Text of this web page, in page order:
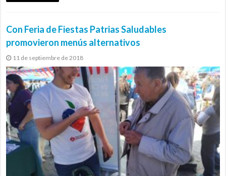
Con Feria de Fiestas Patrias Saludables
promovieron menús alternativos
11 de septiembre de 2018